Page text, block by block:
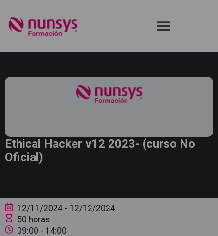
Ethical Hacker v12 2023- (curso No
Oficial)
12/11/2024 - 12/12/2024
50 horas
09:00 - 14:00